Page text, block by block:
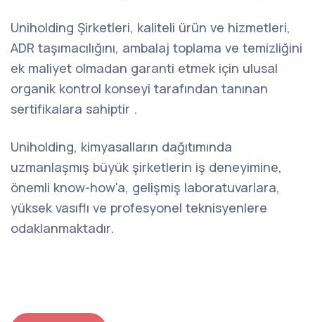
Uniholding Şirketleri, kaliteli ürün ve hizmetleri,
ADR taşımacılığını, ambalaj toplama ve temizliğini
ek maliyet olmadan garanti etmek için ulusal
organik kontrol konseyi tarafından tanınan
sertifikalara sahiptir .
Uniholding, kimyasalların dağıtımında
uzmanlaşmış büyük şirketlerin iş deneyimine,
önemli know-how'a, gelişmiş laboratuvarlara,
yüksek vasıflı ve profesyonel teknisyenlere
odaklanmaktadır.